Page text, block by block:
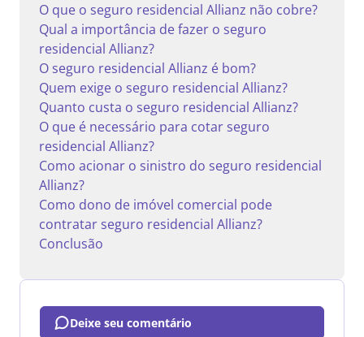
O que o seguro residencial Allianz não cobre?
Qual a importância de fazer o seguro
residencial Allianz?
O seguro residencial Allianz é bom?
Quem exige o seguro residencial Allianz?
Quanto custa o seguro residencial Allianz?
O que é necessário para cotar seguro
residencial Allianz?
Como acionar o sinistro do seguro residencial
Allianz?
Como dono de imóvel comercial pode
contratar seguro residencial Allianz?
Conclusão
Deixe seu comentário